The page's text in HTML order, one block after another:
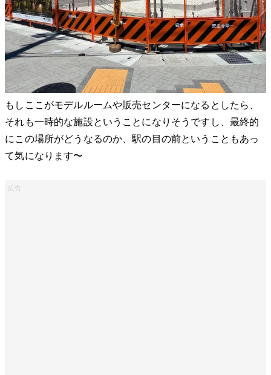
もしここがモデルルームや販売センターになるとしたら、
それも一時的な施設ということになりそうですし、最終的
にこの場所がどうなるのか、駅の目の前ということもあっ
て気になります〜